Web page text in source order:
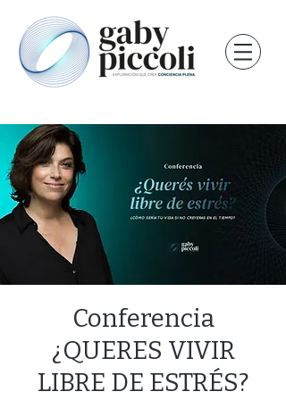
Conferencia
¿QUERES VIVIR
LIBRE DE ESTRÉS?